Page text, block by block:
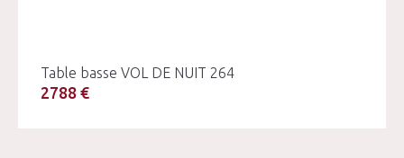
Table basse VOL DE NUIT 264
2788 €